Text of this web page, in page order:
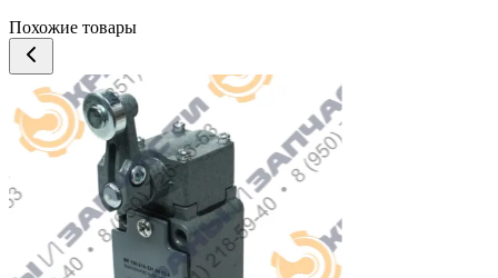
Похожие товары